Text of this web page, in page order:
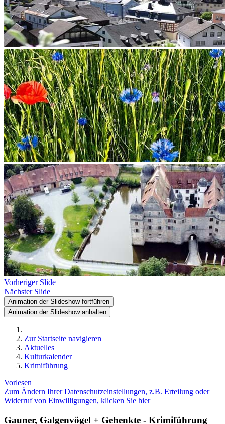
Vorheriger Slide
Nächster Slide
Animation der Slideshow fortführen
Animation der Slideshow anhalten
Zur Startseite navigieren
Aktuelles
Kulturkalender
Krimiführung
Vorlesen
Zum Ändern Ihrer Datenschutzeinstellungen, z.B. Erteilung oder
Widerruf von Einwilligungen, klicken Sie hier
Gauner, Galgenvögel + Gehenkte - Krimiführung